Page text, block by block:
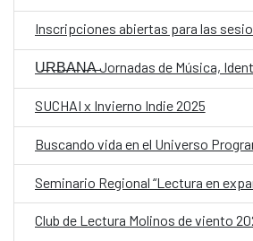
SUCHAI x Invierno Indie 2025
Buscando vida en el Universo
Club de Lectura Molinos de viento